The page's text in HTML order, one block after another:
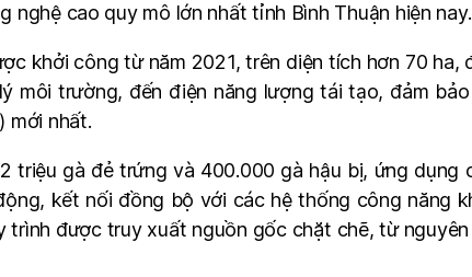
cao quy mô lớn nhất tỉnh Bình Thuận hiện nay.
khởi công từ năm 2021, trên diện tích hơn 70
trường, đến điện năng lượng tái tạo, đảm
mới nhất.
triệu gà đẻ trứng và 400.000 gà hậu bị, ứng dụng
kết nối đồng bộ với các hệ thống công năng
trình được truy xuất nguồn gốc chặt chẽ, từ